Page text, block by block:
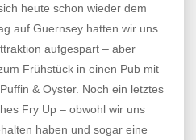
heute schon wieder dem
auf Guernsey hatten wir uns
aufgespart – aber
Frühstück in einen Pub mit
& Oyster. Noch ein letztes
Fry Up – obwohl wir uns
haben und sogar eine